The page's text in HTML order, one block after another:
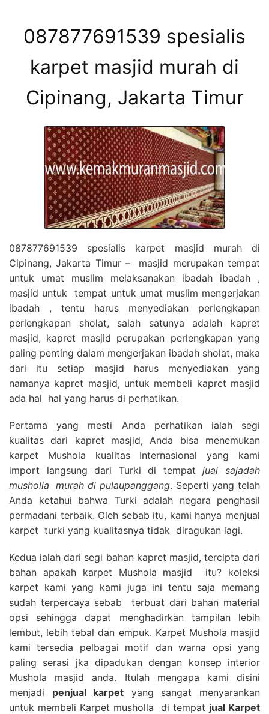
087877691539 spesialis
karpet masjid murah di
Cipinang, Jakarta Timur
087877691539 spesialis karpet masjid murah di
Cipinang, Jakarta Timur – masjid merupakan tempat
untuk umat muslim melaksanakan ibadah ibadah ,
masjid untuk tempat untuk umat muslim mengerjakan
ibadah , tentu harus menyediakan perlengkapan
perlengkapan sholat, salah satunya adalah kapret
masjid, kapret masjid perupakan perlengkapan yang
paling penting dalam mengerjakan ibadah sholat, maka
dari itu setiap masjid harus menyediakan yang
namanya kapret masjid, untuk membeli kapret masjid
ada hal hal yang harus di perhatikan.
Pertama yang mesti Anda perhatikan ialah segi
kualitas dari kapret masjid, Anda bisa menemukan
karpet Mushola kualitas Internasional yang kami
import langsung dari Turki di tempatjual sajadah
musholla
murah di pulaupanggang. Seperti yang telah
Anda ketahui bahwa Turki adalah negara penghasil
permadani terbaik. Oleh sebab itu, kami hanya menjual
karpet turki yang kualitasnya tidak diragukan lagi.
Kedua ialah dari segi bahan kapret masjid, tercipta dari
bahan apakah karpet Mushola masjid itu? koleksi
karpet kami yang kami juga ini tentu saja memang
sudah terpercaya sebab terbuat dari bahan material
opsi sehingga dapat menghadirkan tampilan lebih
lembut, lebih tebal dan empuk. Karpet Mushola masjid
kami tersedia pelbagai motif dan warna opsi yang
paling serasi jka dipadukan dengan konsep interior
Mushola masjid anda. Itulah mengapa kami disini
menjadi penjual karpet yang sangat menyarankan
untuk membeli Karpet musholla di tempat jual Karpet